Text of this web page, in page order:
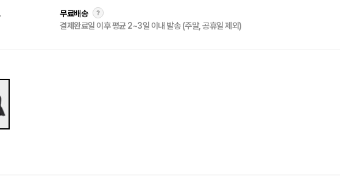
무료배송
결제완료일 이후 평균 2~3일 이내 발송 (주말, 공휴일 제외)